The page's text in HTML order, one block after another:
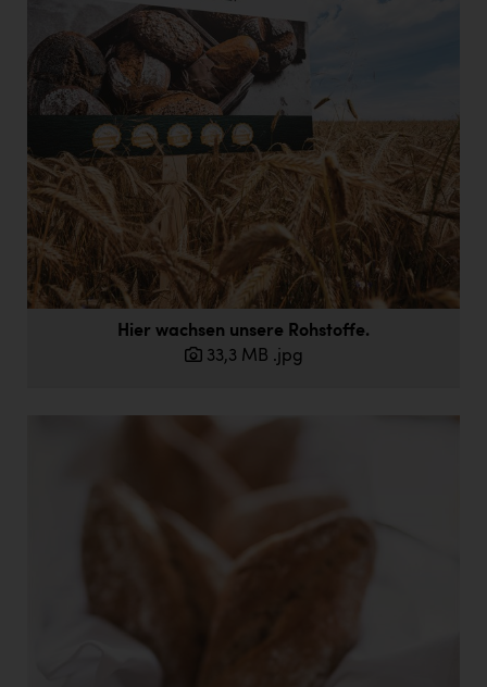
Hier wachsen unsere Rohstoffe.
33,3 MB .jpg